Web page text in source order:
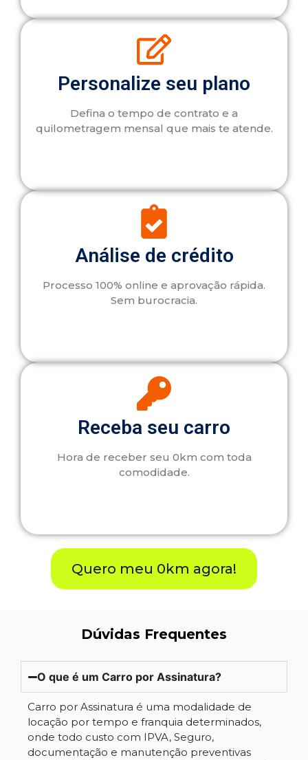
Personalize seu plano
Defina o tempo de contrato e a
quilometragem mensal que mais te atende.
Análise de crédito
Processo 100% online e aprovação rápida.
Sem burocracia.
Receba seu carro
Hora de receber seu 0km com toda
comodidade.
Quero meu 0km agora!
Dúvidas Frequentes
O que é um Carro por Assinatura?
Carro por Assinatura é uma modalidade de
locação por tempo e franquia determinados,
onde todo custo com IPVA, Seguro,
documentação e manutenção preventivas